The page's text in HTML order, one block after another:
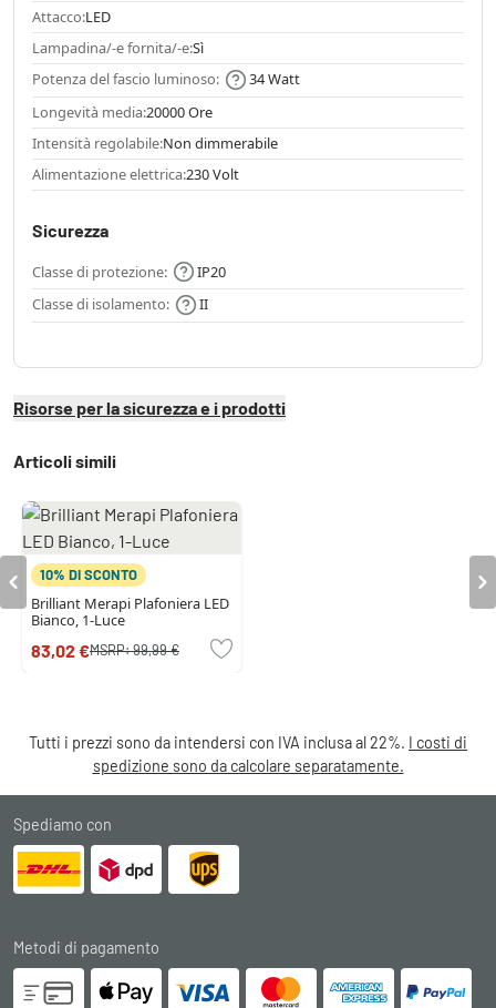
Attacco:LED
Lampadina/-e fornita/-e:Sì
Potenza del fascio luminoso:
34 Watt
Longevità media:20000 Ore
Intensità regolabile:Non dimmerabile
Alimentazione elettrica:230 Volt
Sicurezza
Classe di protezione:
IP20
Classe di isolamento:
II
Risorse per la sicurezza e i prodotti
Articoli simili
10% DI SCONTO
Brilliant Merapi Plafoniera LED
Bianco, 1-Luce
83,02 €MSRP:99,99 €
Tutti i prezzi sono da intendersi con IVA inclusa al 22%. I costi di
spedizione sono da calcolare separatamente.
Spediamo con
Metodi di pagamento